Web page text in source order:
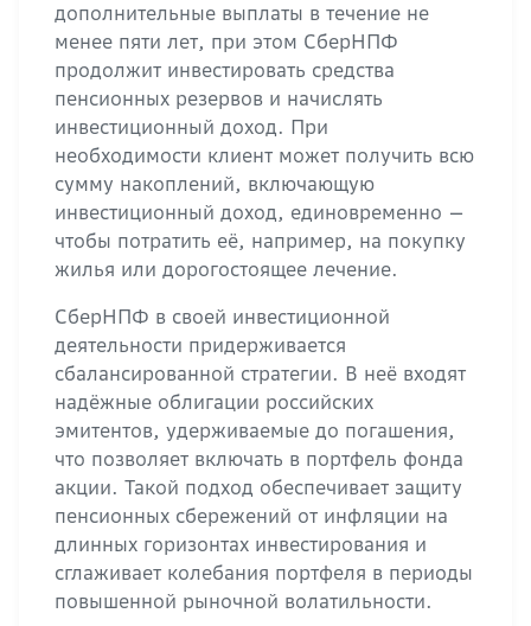
дополнительные выплаты в течение не
менее пяти лет, при этом СберНПФ
продолжит инвестировать средства
пенсионных резервов и начислять
инвестиционный доход. При
необходимости клиент может получить всю
сумму накоплений, включающую
инвестиционный доход, единовременно —
чтобы потратить её, например, на покупку
жилья или дорогостоящее лечение.
СберНПФ в своей инвестиционной
деятельности придерживается
сбалансированной стратегии. В неё входят
надёжные облигации российских
эмитентов, удерживаемые до погашения,
что позволяет включать в портфель фонда
акции. Такой подход обеспечивает защиту
пенсионных сбережений от инфляции на
длинных горизонтах инвестирования и
сглаживает колебания портфеля в периоды
повышенной рыночной волатильности.